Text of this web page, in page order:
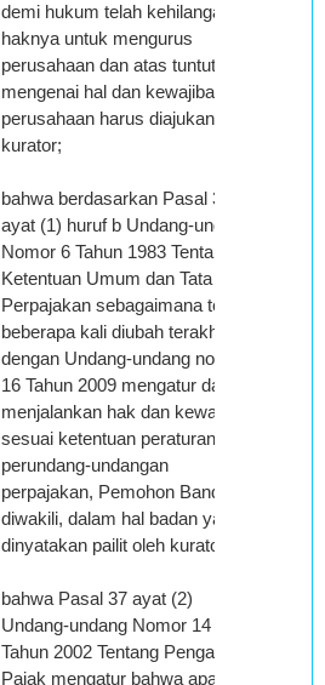
demi hukum telah kehilangan
haknya untuk mengurus
perusahaan dan atas tuntutan
mengenai hal dan kewajiban
perusahaan harus diajukan oleh
kurator;
bahwa berdasarkan Pasal 32
ayat (1) huruf b Undang-undang
Nomor 6 Tahun 1983 Tentang
Ketentuan Umum dan Tata Cara
Perpajakan sebagaimana telah
beberapa kali diubah terakhir
dengan Undang-undang nomor
16 Tahun 2009 mengatur dalam
menjalankan hak dan kewajiban
sesuai ketentuan peraturan
perundang-undangan
perpajakan, Pemohon Banding
diwakili, dalam hal badan yang
dinyatakan pailit oleh kurator;
bahwa Pasal 37 ayat (2)
Undang-undang Nomor 14
Tahun 2002 Tentang Pengadilan
Pajak mengatur bahwa apabila